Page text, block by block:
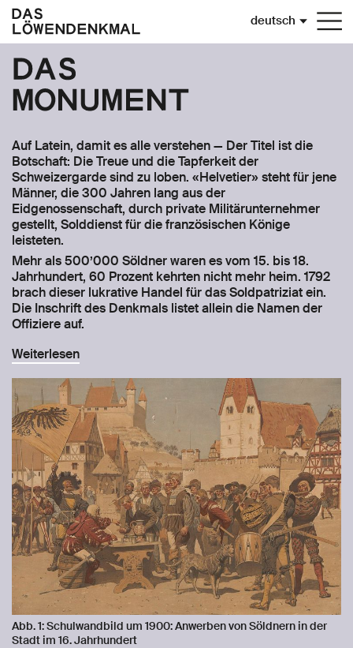
deutsch Sprache
Das
Monument
Auf Latein, damit es alle verstehen — Der Titel ist die
Botschaft: Die Treue und die Tapferkeit der
Schweizergarde sind zu loben. «Helvetier» steht für jene
Männer, die 300 Jahren lang aus der
Eidgenossenschaft, durch private Militärunternehmer
gestellt, Solddienst für die französischen Könige
leisteten.
Mehr als 500’000 Söldner waren es vom 15. bis 18.
Jahrhundert, 60 Prozent kehrten nicht mehr heim. 1792
brach dieser lukrative Handel für das Soldpatriziat ein.
Die Inschrift des Denkmals listet allein die Namen der
Offiziere auf.
Weiterlesen
Abb. 1: Schulwandbild um 1900: Anwerben von Söldnern in der
Stadt im 16. Jahrhundert